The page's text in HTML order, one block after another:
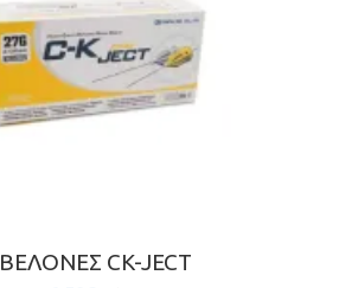
ΒΕΛΟΝΕΣ CK-JECT